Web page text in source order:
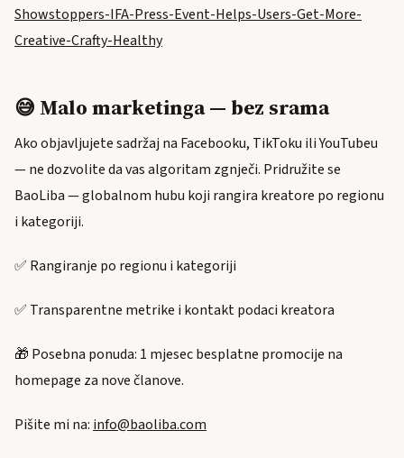
Showstoppers-IFA-Press-Event-Helps-Users-Get-More-
Creative-Crafty-Healthy
😅 Malo marketinga — bez srama
Ako objavljujete sadržaj na Facebooku, TikToku ili YouTubeu
— ne dozvolite da vas algoritam zgnječi. Pridružite se
BaoLiba — globalnom hubu koji rangira kreatore po regionu
i kategoriji.
✅ Rangiranje po regionu i kategoriji
✅ Transparentne metrike i kontakt podaci kreatora
🎁 Posebna ponuda: 1 mjesec besplatne promocije na
homepage za nove članove.
Pišite mi na:info@baoliba.com